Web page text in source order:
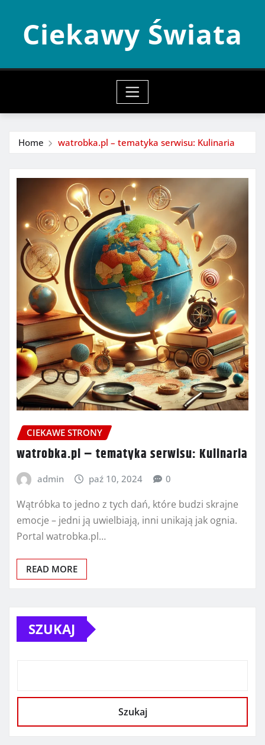
contentCiekawy Świata
Home watrobka.pl – tematyka serwisu: Kulinaria
CIEKAWE STRONY
watrobka.pl – tematyka serwisu: Kulinaria
admin paź 10, 2024 0
Wątróbka to jedno z tych dań, które budzi skrajne
emocje – jedni ją uwielbiają, inni unikają jak ognia.
Portal watrobka.pl…
READ MORE
SZUKAJ
Szukaj